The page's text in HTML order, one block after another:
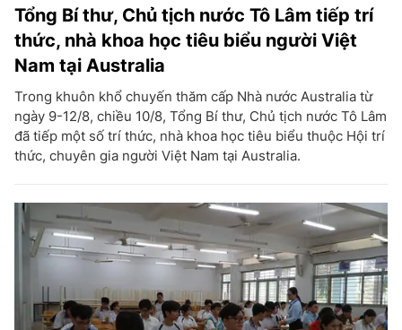
Tổng Bí thư, Chủ tịch nước Tô Lâm tiếp trí
thức, nhà khoa học tiêu biểu người Việt
Nam tại Australia
Trong khuôn khổ chuyến thăm cấp Nhà nước Australia từ
ngày 9-12/8, chiều 10/8, Tổng Bí thư, Chủ tịch nước Tô Lâm
đã tiếp một số trí thức, nhà khoa học tiêu biểu thuộc Hội trí
thức, chuyên gia người Việt Nam tại Australia.